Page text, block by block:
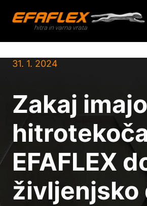
Skip31. 1. 2024
Zakaj imajo
EFAFLEX
življenjsko